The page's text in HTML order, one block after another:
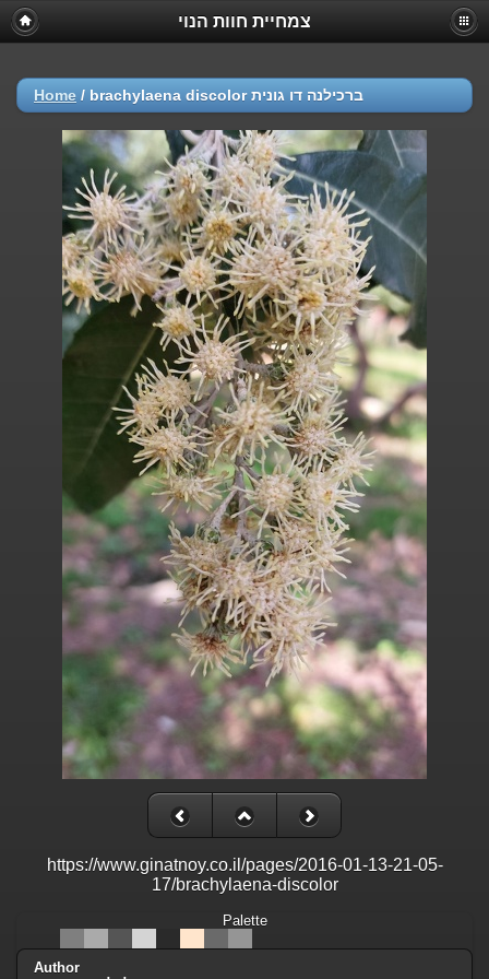
צמחיית חוות הנוי
Home / brachylaena discolor ברכילנה דו גונית
https://www.ginatnoy.co.il/pages/2016-01-13-21-05-
17/brachylaena-discolor
Palette
Author